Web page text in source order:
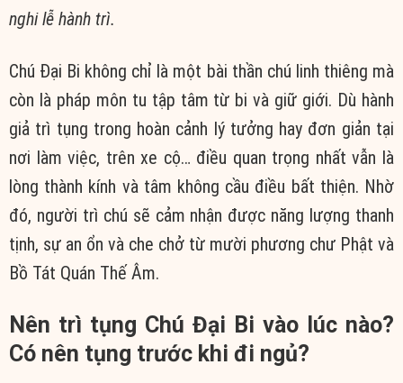
nghi lễ hành trì.
Chú Đại Bi không chỉ là một bài thần chú linh thiêng mà
còn là pháp môn tu tập tâm từ bi và giữ giới. Dù hành
giả trì tụng trong hoàn cảnh lý tưởng hay đơn giản tại
nơi làm việc, trên xe cộ… điều quan trọng nhất vẫn là
lòng thành kính và tâm không cầu điều bất thiện. Nhờ
đó, người trì chú sẽ cảm nhận được năng lượng thanh
tịnh, sự an ổn và che chở từ mười phương chư Phật và
Bồ Tát Quán Thế Âm.
Nên trì tụng Chú Đại Bi vào lúc nào?
Có nên tụng trước khi đi ngủ?